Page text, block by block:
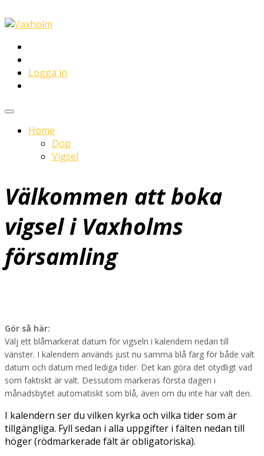
Logga in
Home
Dop
Vigsel
Välkommen att boka
vigsel i Vaxholms
församling
Gör så här:
Välj ett blåmarkerat datum för vigseln i kalendern nedan till
vänster. I kalendern används just nu samma blå färg för både valt
datum och datum med lediga tider. Det kan göra det otydligt vad
som faktiskt är valt. Dessutom markeras första dagen i
månadsbytet automatiskt som blå, även om du inte har valt den.
I kalendern ser du vilken kyrka och vilka tider som är
tillgängliga. Fyll sedan i alla uppgifter i fälten nedan till
höger (rödmarkerade fält är obligatoriska).